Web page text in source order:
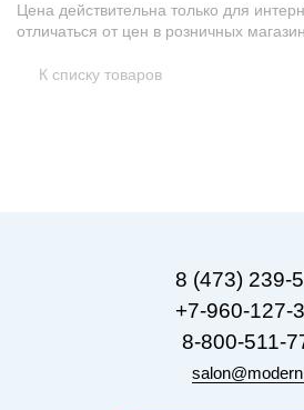
Цена действительна только для
отличаться от цен в розничных
К списку товаров
8 (473) 239-
+7-960-127-
8-800-511-